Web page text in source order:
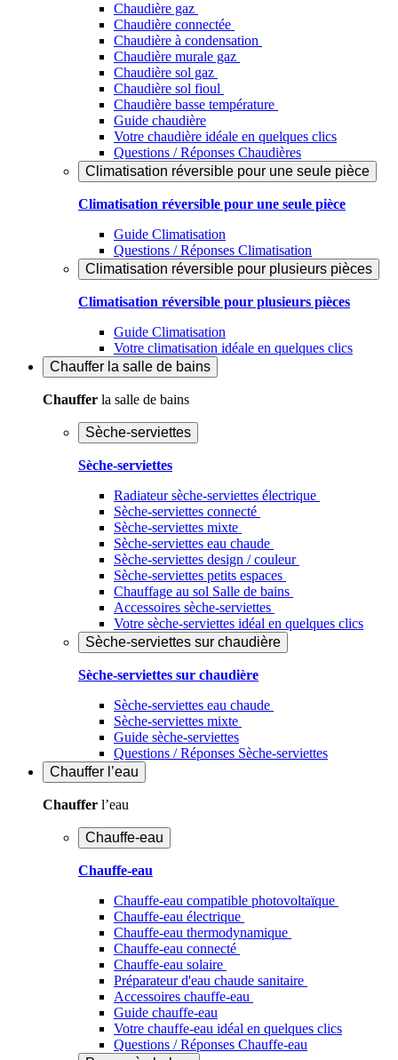
Chaudière gaz
Chaudière connectée
Chaudière à condensation
Chaudière murale gaz
Chaudière sol gaz
Chaudière sol fioul
Chaudière basse température
Guide chaudière
Votre chaudière idéale en quelques clics
Questions / Réponses Chaudières
Climatisation réversible pour une seule pièce
Climatisation réversible pour une seule pièce
Guide Climatisation
Questions / Réponses Climatisation
Climatisation réversible pour plusieurs pièces
Climatisation réversible pour plusieurs pièces
Guide Climatisation
Votre climatisation idéale en quelques clics
Chauffer la salle de bains
Chauffer la salle de bains
Sèche-serviettes
Sèche-serviettes
Radiateur sèche-serviettes électrique
Sèche-serviettes connecté
Sèche-serviettes mixte
Sèche-serviettes eau chaude
Sèche-serviettes design / couleur
Sèche-serviettes petits espaces
Chauffage au sol Salle de bains
Accessoires sèche-serviettes
Votre sèche-serviettes idéal en quelques clics
Sèche-serviettes sur chaudière
Sèche-serviettes sur chaudière
Sèche-serviettes eau chaude
Sèche-serviettes mixte
Guide sèche-serviettes
Questions / Réponses Sèche-serviettes
Chauffer l’eau
Chauffer l’eau
Chauffe-eau
Chauffe-eau
Chauffe-eau compatible photovoltaïque
Chauffe-eau électrique
Chauffe-eau thermodynamique
Chauffe-eau connecté
Chauffe-eau solaire
Préparateur d'eau chaude sanitaire
Accessoires chauffe-eau
Guide chauffe-eau
Votre chauffe-eau idéal en quelques clics
Questions / Réponses Chauffe-eau